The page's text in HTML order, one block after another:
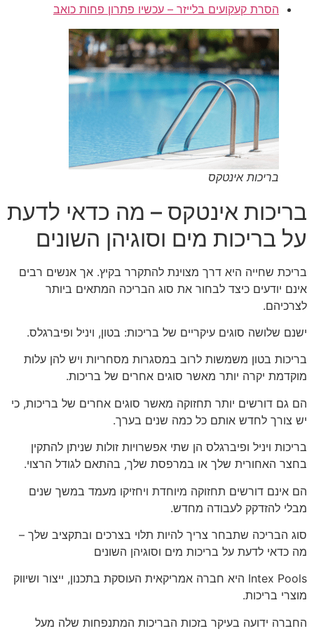
הסרת קעקועים בלייזר – עכשיו פתרון פחות כואב
בריכות אינטקס
בריכות אינטקס – מה כדאי לדעת
על בריכות מים וסוגיהן השונים
בריכת שחייה היא דרך מצוינת להתקרר בקיץ. אך אנשים רבים
אינם יודעים כיצד לבחור את סוג הבריכה המתאים ביותר
לצרכיהם.
ישנם שלושה סוגים עיקריים של בריכות: בטון, ויניל ופיברגלס.
בריכות בטון משמשות לרוב במסגרות מסחריות ויש להן עלות
מוקדמת יקרה יותר מאשר סוגים אחרים של בריכות.
הם גם דורשים יותר תחזוקה מאשר סוגים אחרים של בריכות, כי
יש צורך לחדש אותם כל כמה שנים בערך.
בריכות ויניל ופיברגלס הן שתי אפשרויות זולות שניתן להתקין
בחצר האחורית שלך או במרפסת שלך, בהתאם לגודל הרצוי.
הם אינם דורשים תחזוקה מיוחדת ויחזיקו מעמד במשך שנים
מבלי להזדקק לעבודה מחדש.
סוג הבריכה שתבחר צריך להיות תלוי בצרכים ובתקציב שלך –
מה כדאי לדעת על בריכות מים וסוגיהן השונים
Intex Pools היא חברה אמריקאית העוסקת בתכנון, ייצור ושיווק
מוצרי בריכות.
החברה ידועה בעיקר בזכות הבריכות המתנפחות שלה מעל